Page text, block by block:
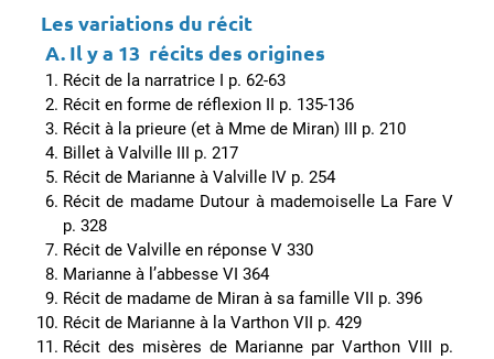
Les variations du récit
A. Il y a 13 récits des origines
Récit de la narratrice I p. 62-63
Récit en forme de réflexion II p. 135-136
Récit à la prieure (et à Mme de Miran) III p. 210
Billet à Valville III p. 217
Récit de Marianne à Valville IV p. 254
Récit de madame Dutour à mademoiselle La Fare V
p. 328
Récit de Valville en réponse V 330
Marianne à l’abbesse VI 364
Récit de madame de Miran à sa famille VII p. 396
Récit de Marianne à la Varthon VII p. 429
Récit des misères de Marianne par Varthon VIII p.